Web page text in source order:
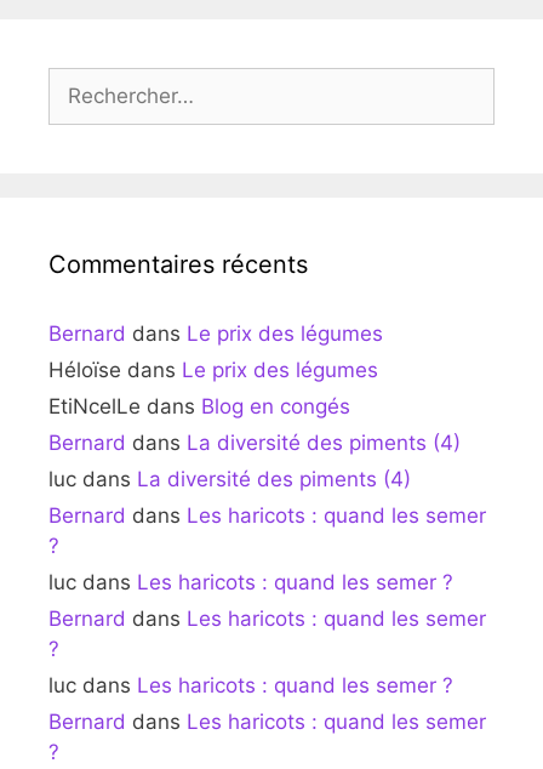
Commentaires récents
Bernard dans Le prix des légumes
Héloïse dans Le prix des légumes
EtiNcelLe dans Blog en congés
Bernard dans La diversité des piments (4)
luc dans La diversité des piments (4)
Bernard dans Les haricots : quand les semer
?
luc dans Les haricots : quand les semer ?
Bernard dans Les haricots : quand les semer
?
luc dans Les haricots : quand les semer ?
Bernard dans Les haricots : quand les semer
?